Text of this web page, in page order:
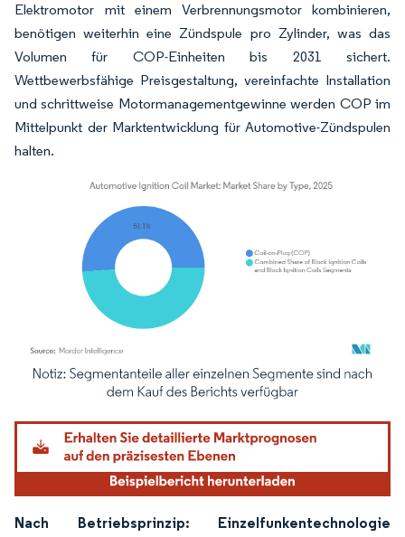
Elektromotor mit einem Verbrennungsmotor kombinieren,
benötigen weiterhin eine Zündspule pro Zylinder, was das
Volumen für COP-Einheiten bis 2031 sichert.
Wettbewerbsfähige Preisgestaltung, vereinfachte Installation
und schrittweise Motormanagementgewinne werden COP im
Mittelpunkt der Marktentwicklung für Automotive-Zündspulen
halten.
Bild © Mordor Intelligence. Wiederverwendung erfordert Namensnennung
Nach Betriebsprinzip: Einzelfunkentechnologie